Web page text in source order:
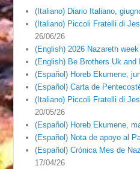
(Italiano) Diario Italiano,
(Italiano) Piccoli Fratelli di
26/06/26
(English) 2026 Nazareth
(English) Be Brothers Uk and
(Español) Horeb Ekumene,
(Español) Carta de
(Italiano) Piccoli Fratelli di
20/05/26
(Español) Horeb Ekumene,
(Español) Nota de apoyo al
(Español) Crónica Mes de
17/04/26